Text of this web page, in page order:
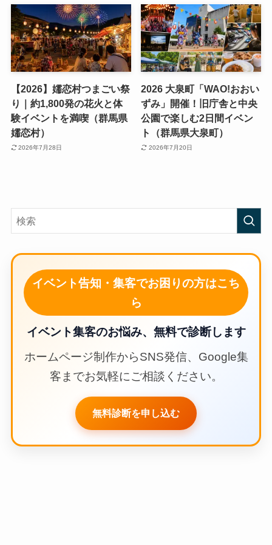
【2026】嬬恋村つまごい祭
り｜約1,800発の花火と体
験イベントを満喫（群馬県
嬬恋村）
2026年7月28日
2026 大泉町「WAO!おおい
ずみ」開催！旧庁舎と中央
公園で楽しむ2日間イベン
ト（群馬県大泉町）
2026年7月20日
イベント告知・集客でお困りの方はこち
ら
イベント集客のお悩み、無料で診断します
ホームページ制作からSNS発信、Google集
客までお気軽にご相談ください。
無料診断を申し込む